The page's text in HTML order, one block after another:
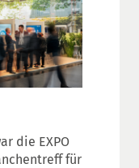
die EXPO
für